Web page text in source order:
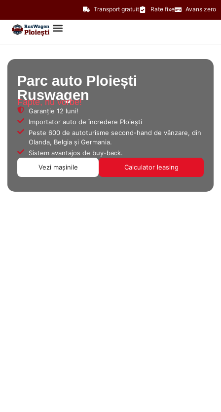
Transport gratuit Rate fixe Avans zero
Parc auto Ploiești
Ruswagen
Fapte, nu vorbe!
Garanție 12 luni!
Importator auto de încredere Ploiești
Peste 600 de autoturisme second-hand de vânzare, din
Olanda, Belgia și Germania.
Sistem avantajos de buy-back.
Vezi mașinile
Calculator leasing